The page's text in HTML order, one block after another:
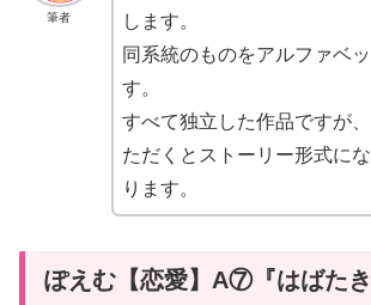
筆者
します。
同系統のものをアルファベ
す。
すべて独立した作品ですが
ただくとストーリー形式に
ります。
ぽえむ【恋愛】A⑦『はばたき